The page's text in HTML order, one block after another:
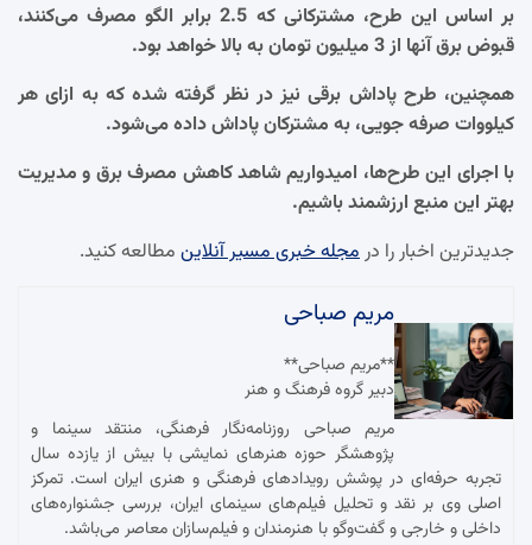
بر اساس این طرح، مشترکانی که 2.5 برابر الگو مصرف می‌کنند،
قبوض برق آنها از 3 میلیون تومان به بالا خواهد بود.
همچنین، طرح پاداش برقی نیز در نظر گرفته شده که به ازای هر
کیلووات صرفه جویی، به مشترکان پاداش داده می‌شود.
با اجرای این طرح‌ها، امیدواریم شاهد کاهش مصرف برق و مدیریت
بهتر این منبع ارزشمند باشیم.
جدیدترین اخبار را درمجله خبری مسیر آنلاین مطالعه کنید.
مریم صباحی
**مریم صباحی**
دبیر گروه فرهنگ و هنر
مریم صباحی روزنامه‌نگار فرهنگی، منتقد سینما و
پژوهشگر حوزه هنرهای نمایشی با بیش از یازده سال
تجربه حرفه‌ای در پوشش رویدادهای فرهنگی و هنری ایران است. تمرکز
اصلی وی بر نقد و تحلیل فیلم‌های سینمای ایران، بررسی جشنواره‌های
داخلی و خارجی و گفت‌وگو با هنرمندان و فیلم‌سازان معاصر می‌باشد.